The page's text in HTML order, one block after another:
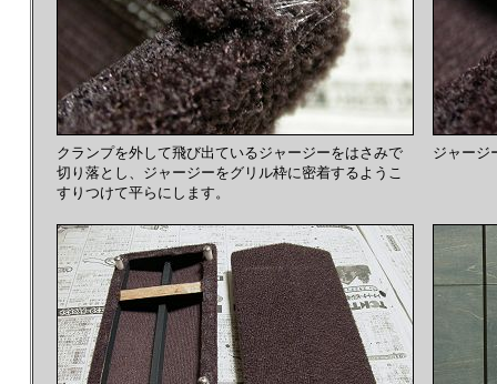
クランプを外して飛び出ているジャージーをはさみで
切り落とし、ジャージーをグリル枠に密着するようこ
すりつけて平らにします。
ジャージ